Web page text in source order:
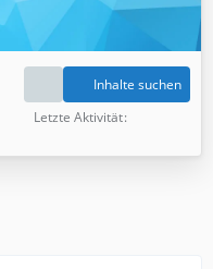
Inhalte suchen
Letzte Aktivität